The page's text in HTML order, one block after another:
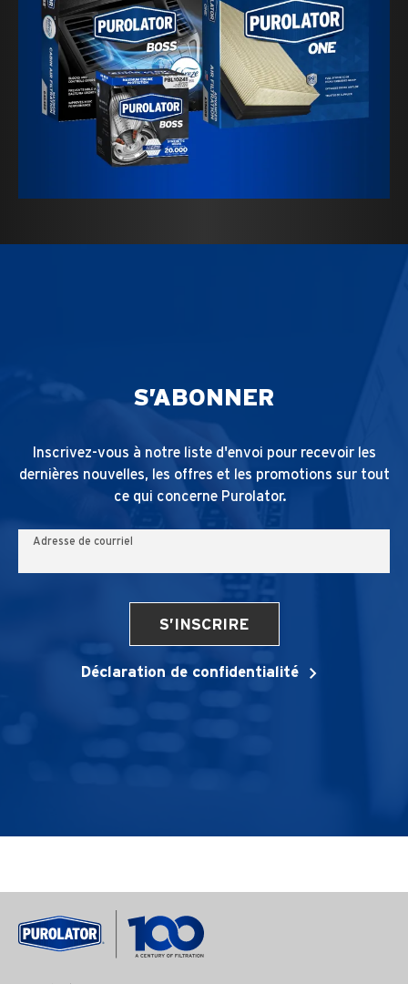
S’ABONNER
Inscrivez-vous à notre liste d'envoi pour recevoir les
dernières nouvelles, les offres et les promotions sur tout
ce qui concerne Purolator.
Adresse de courriel
S’INSCRIRE
Déclaration de confidentialité